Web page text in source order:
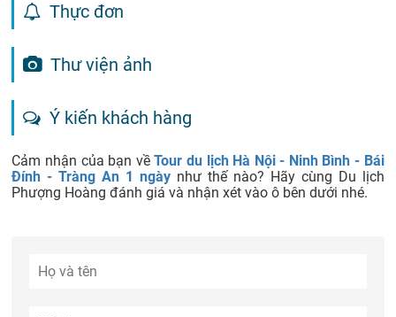
Thực đơn
Thư viện ảnh
Ý kiến khách hàng
Cảm nhận của bạn vềTour du lịch Hà Nội - Ninh Bình - Bái
Đính - Tràng An 1 ngày như thế nào? Hãy cùng Du lịch
Phượng Hoàng đánh giá và nhận xét vào ô bên dưới nhé.